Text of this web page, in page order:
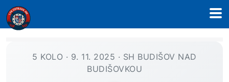
5 KOLO · 9. 11. 2025 · SH BUDIŠOV NAD
BUDIŠOVKOU